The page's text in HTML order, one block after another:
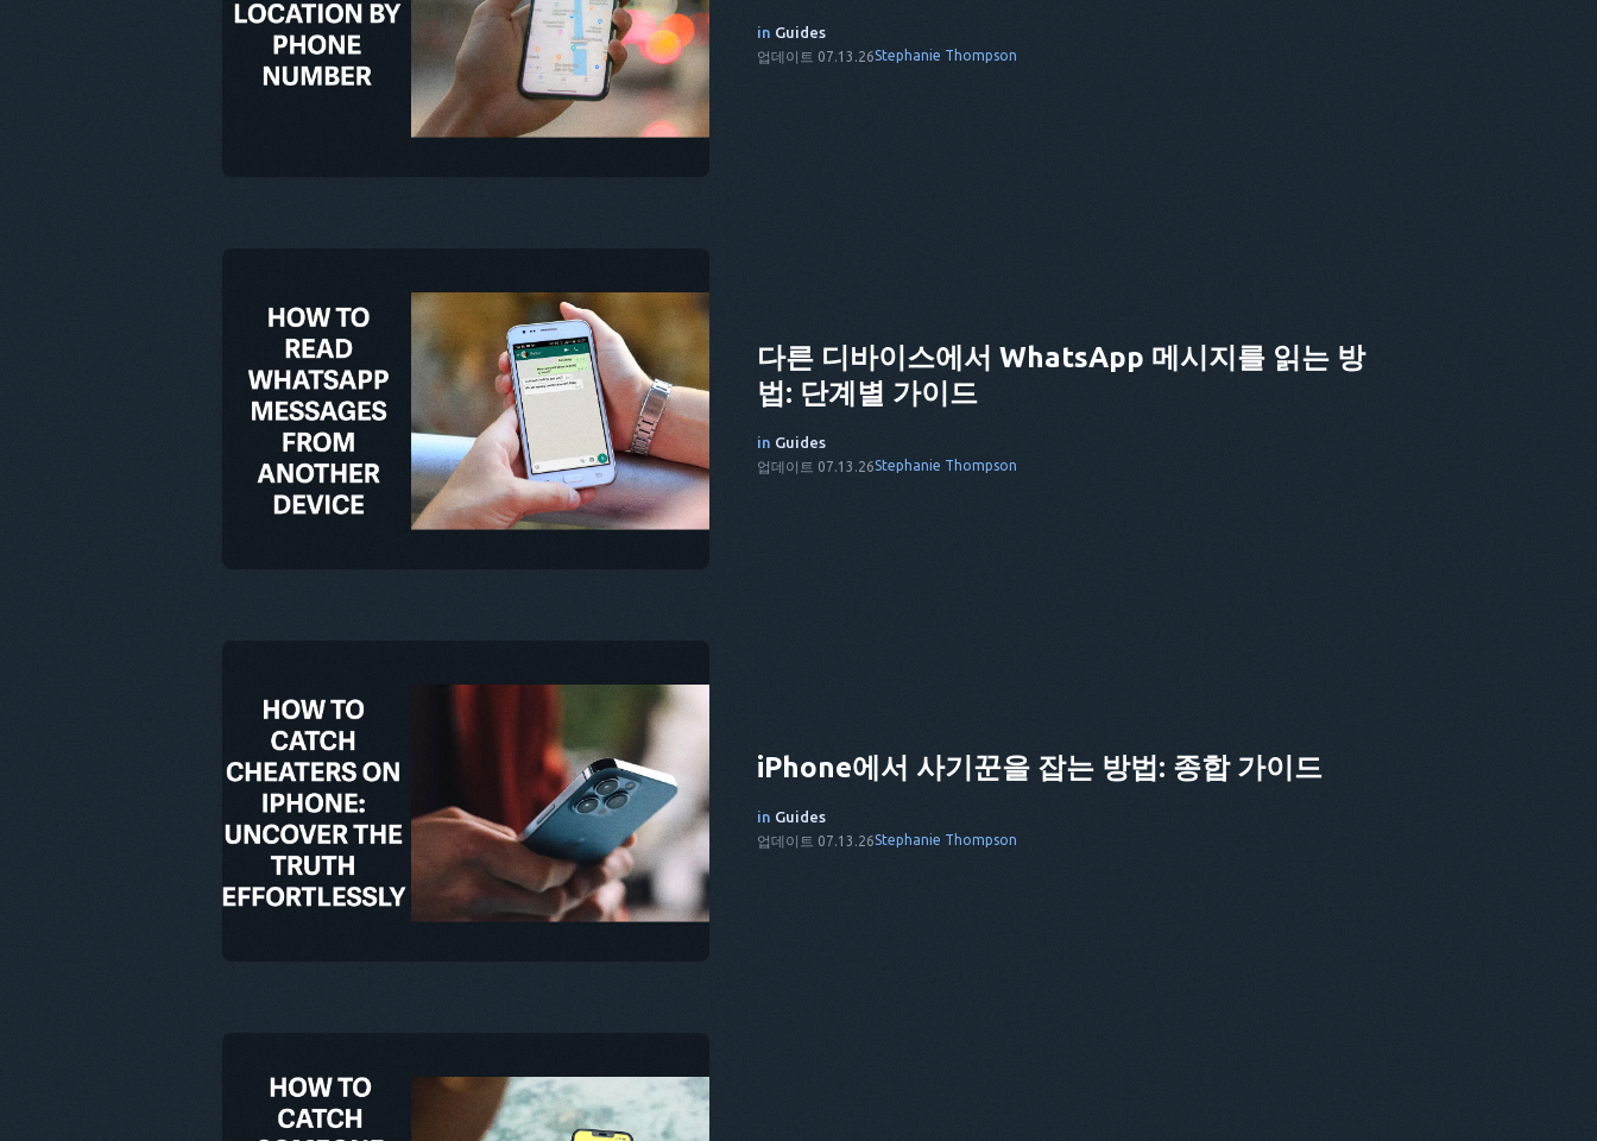
in Guides
업데이트 07.13.26Stephanie Thompson
다른 디바이스에서 WhatsApp 메시지를 읽는 방
법: 단계별 가이드
in Guides
업데이트 07.13.26Stephanie Thompson
iPhone에서 사기꾼을 잡는 방법: 종합 가이드
in Guides
업데이트 07.13.26Stephanie Thompson